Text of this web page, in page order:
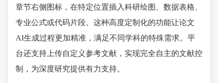
章节右侧图标，在特定位置插入科研绘图、数据表格、
专业公式或代码片段。这种高度定制化的功能让论文
AI生成过程更加精准，满足不同学科的特殊需求。平
台还支持上传自定义参考文献，实现完全自主的文献控
制，为深度研究提供有力支持。